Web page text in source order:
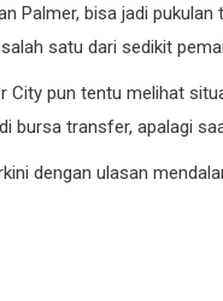
Palmer, bisa jadi
satu dari sedikit
pun tentu melihat
bursa transfer, apalagi
dengan ulasan